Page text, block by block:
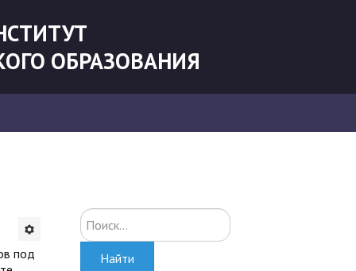
ОБРАЗОВАНИЯ
под
Искать...
Найти